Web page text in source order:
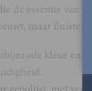
de essentie van
maar fluistert,
kleur en